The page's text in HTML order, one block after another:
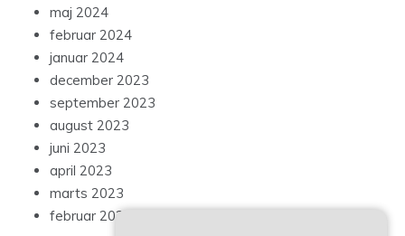
maj 2024
februar 2024
januar 2024
december 2023
september 2023
august 2023
juni 2023
april 2023
marts 2023
februar 2023